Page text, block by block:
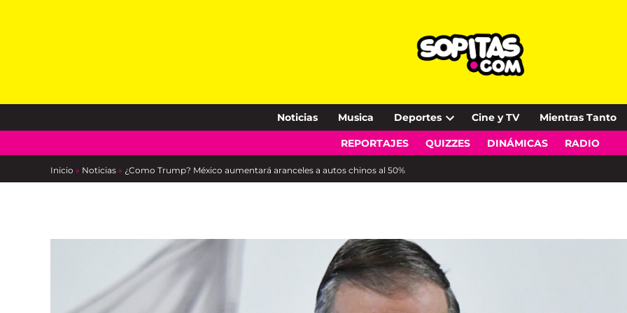
Noticias Musica Deportes
Open
dropdown
Cine y TV Mientras Tanto
REPORTAJES QUIZZES DINÁMICAS RADIO
Inicio » Noticias » ¿Como Trump? México aumentará aranceles a autos chinos al 50%